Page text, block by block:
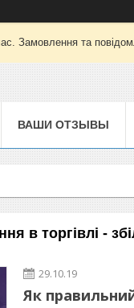
Замовлення та
ВАШИ ОТЗЫВЫ
в торгівлі -
29.10.19
Як